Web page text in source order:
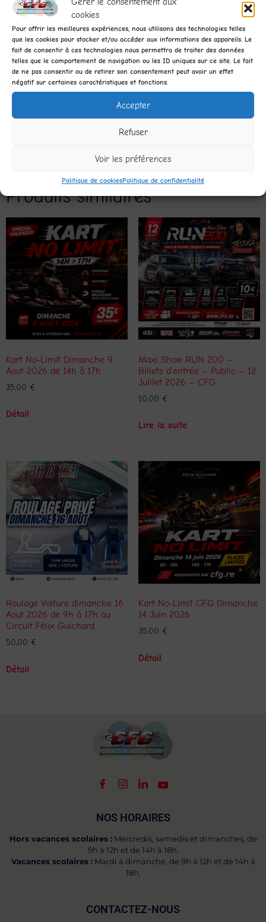
cookies
Pour offrir les meilleures expériences, nous utilisons des technologies telles
que les cookies pour stocker et/ou accéder aux informations des appareils. Le
fait de consentir à ces technologies nous permettra de traiter des données
telles que le comportement de navigation ou les ID uniques sur ce site. Le fait
de ne pas consentir ou de retirer son consentement peut avoir un effet
négatif sur certaines caractéristiques et fonctions.
Accepter
Refuser
Voir les préférences
Politique de cookiesPolitique de confidentialité
Ne manquez pas cette occasion unique de montrer vos
talents de pilote et de vous mesurer aux meilleurs. Inscrivez
vous avant le 31 septembre pour garantir votre place sur la
ligne de départ.
Nous avons hâte de vous voir sur la piste !
Retrouvez nous sur les réseaux sociaux :
Facebook
Produits similaires
Kart No-Limit Dimanche 9
Aout 2026 de 14h à 17h
35,00 €
Détail
Maxi Show RUN 200 –
Billets d’entrée – Public – 12
Juillet 2026 – CFG
10,00 €
Lire la suite
Roulage Voiture dimanche 16
Aout 2026 de 9h à 17h au
Circuit Félix Guichard
50,00 €
Détail
Kart No-Limit CFG Dimanche
14 Juin 2026
35,00 €
Détail
NOS HORAIRES
Hors vacances scolaires :Mercredis, samedis et dimanches, de
9h à 12h et de 14h à 18h.
Vacances scolaires :Mardi à dimanche, de 9h à 12h et de 14h à
18h.
CONTACTEZ-NOUS